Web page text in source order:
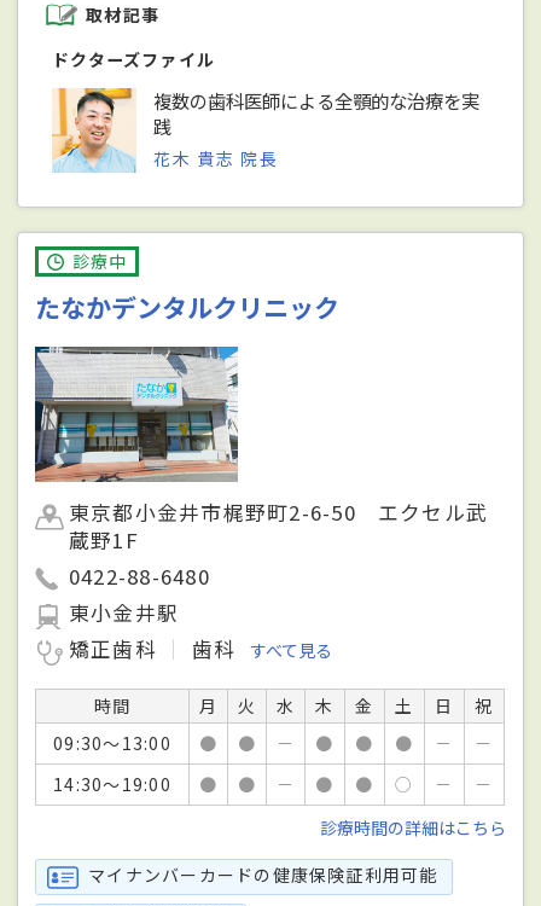
取材記事
ドクターズファイル
複数の歯科医師による全顎的な治療を実
践
花木 貴志 院長
診療中
たなかデンタルクリニック
東京都小金井市梶野町2-6-50 エクセル武
蔵野1F
0422-88-6480
東小金井駅
矯正歯科
歯科 すべて見る
時間 月 火 水 木 金 土 日
祝
09:30～13:00
● ● － ● ● ● －
－
14:30～19:00
● ● － ● ● ○ －
－
診療時間の詳細はこちら
マイナンバーカードの健康保険証利用可能